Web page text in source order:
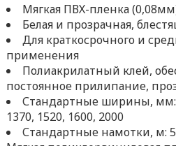
Мягкая ПВХ-пленка
Белая и прозрачная,
Для краткосрочного и
применения
Полиакрилатный клей,
постоянное прилипание,
Стандартные ширины, мм:
1370, 1520, 1600, 2000
Стандартные намотки, м: